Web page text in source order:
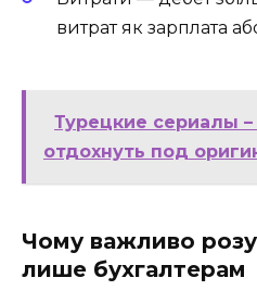
витрат як зарплата
Турецкие сериалы
отдохнуть под
Чому важливо
лише бухгалтерам